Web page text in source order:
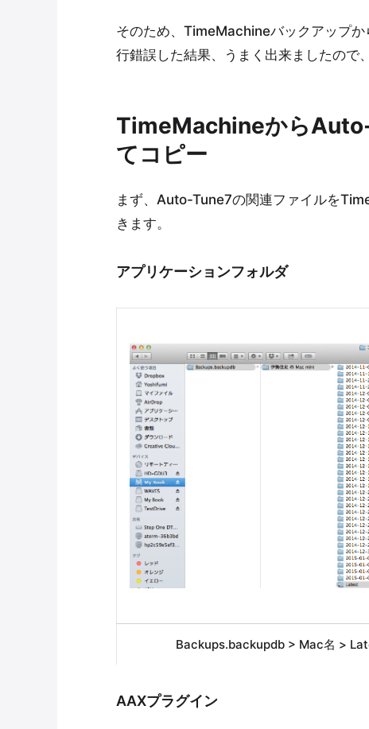
そのため、TimeMachineバックアップ
行錯誤した結果、うまく出来ましたので
TimeMachineから
てコピー
まず、Auto-Tune7の関連ファイルを
きます。
アプリケーションフォルダ
Backups.backupdb > Mac名 >
AAXプラグイン